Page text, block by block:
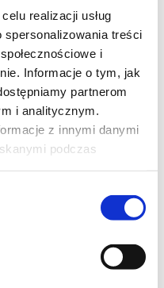
realizacji usług
spersonalizowania treści
i
Informacje o tym, jak
partnerom
i analitycznym.
z innymi danymi
podczas
który kocha swoje owce
dyskutują o tym, kto jest
znaleziony martwy w
od razu zdają sobie sprawę,